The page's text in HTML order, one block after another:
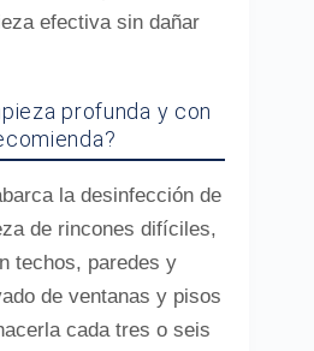
efectiva sin dañar
profunda y con
la desinfección de
de rincones difíciles,
techos, paredes y
de ventanas y pisos
cada tres o seis